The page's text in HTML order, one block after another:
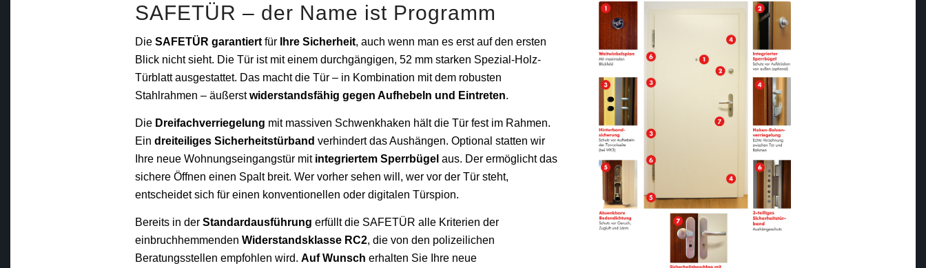
SAFETÜR – der Name ist Programm
DieSAFETÜR garantiert für Ihre Sicherheit, auch wenn man es erst auf den ersten
Blick nicht sieht. Die Tür ist mit einem durchgängigen, 52 mm starken Spezial-Holz-
Türblatt ausgestattet. Das macht die Tür – in Kombination mit dem robusten
Stahlrahmen – äußerstwiderstandsfähig gegen Aufhebeln und Eintreten.
Die Dreifachverriegelung mit massiven Schwenkhaken hält die Tür fest im Rahmen.
Eindreiteiliges Sicherheitstürband verhindert das Aushängen. Optional statten wir
Ihre neue Wohnungseingangstür mit integriertem Sperrbügel aus. Der ermöglicht das
sichere Öffnen einen Spalt breit. Wer vorher sehen will, wer vor der Tür steht,
entscheidet sich für einen konventionellen oder digitalen Türspion.
Bereits in derStandardausführung erfüllt die SAFETÜR alle Kriterien der
einbruchhemmendenWiderstandsklasse RC2, die von den polizeilichen
Beratungsstellen empfohlen wird.Auf Wunsch erhalten Sie Ihre neue